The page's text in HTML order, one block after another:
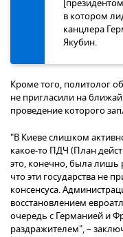
в котором
канцлера
Якубин.
Кроме того, политолог
не пригласили на
проведение которого
"В Киеве слишком
какое-то ПДЧ (План
это, конечно, была лишь
что эти государства не
консенсуса.
восстановлением
очередь с Германией и
раздражителем", –